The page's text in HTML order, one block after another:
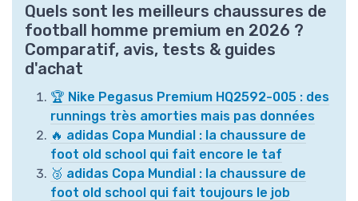
Quels sont les meilleurs chaussures de
football homme premium en 2026 ?
Comparatif, avis, tests & guides
d'achat
🏆 Nike Pegasus Premium HQ2592-005 : des
runnings très amorties mais pas données
🔥 adidas Copa Mundial : la chaussure de
foot old school qui fait encore le taf
🥉 adidas Copa Mundial : la chaussure de
foot old school qui fait toujours le job